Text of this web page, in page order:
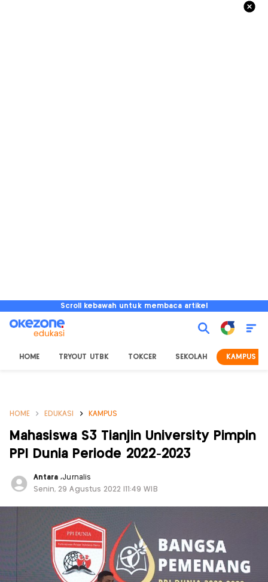
Scroll kebawah untuk membaca artikel
HOME TRYOUT UTBK TOKCER SEKOLAH KAMPUS
HOME EDUKASI KAMPUS
Mahasiswa S3 Tianjin University Pimpin
PPI Dunia Periode 2022-2023
Antara,Jurnalis
Senin, 29 Agustus 2022 |11:49 WIB